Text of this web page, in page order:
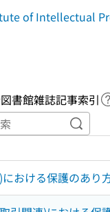
of Intellectual
書館雑誌記事索引
キー
おける保護のあり